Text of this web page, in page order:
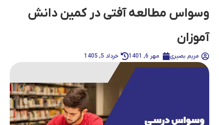
وسواس مطالعه آفتی در کمین دانش
آموزان
مریم بصیری مهر 6, 1401 خرداد 5, 1405